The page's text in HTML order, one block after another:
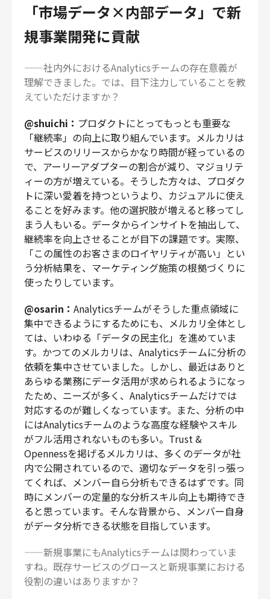
「市場データ×内部データ」で新
規事業開発に貢献
——社内外におけるAnalyticsチームの存在意義が
理解できました。では、目下注力していることを教
えていただけますか？
@shuichi： プロダクトにとってもっとも重要な
「継続率」の向上に取り組んでいます。メルカリは
サービスのリリースからかなり時間が経っているの
で、アーリーアダプターの割合が減り、マジョリテ
ィーの方が増えている。そうした方々は、プロダク
トに深い愛着を持つというより、カジュアルに使え
ることを好みます。他の選択肢が増えると移ってし
まう人もいる。データからインサイトを抽出して、
継続率を向上させることが目下の課題です。実際、
「この属性のお客さまのロイヤリティが高い」とい
う分析結果を、マーケティング施策の根拠づくりに
使ったりしています。
@osarin： Analyticsチームがそうした重点領域に
集中できるようにするためにも、メルカリ全体とし
ては、いわゆる「データの民主化」を進めていま
す。かつてのメルカリは、Analyticsチームに分析の
依頼を集中させていました。しかし、最近はありと
あらゆる業務にデータ活用が求められるようになっ
たため、ニーズが多く、Analyticsチームだけでは
対応するのが難しくなっています。また、分析の中
にはAnalyticsチームのような高度な経験やスキル
がフル活用されないものも多い。Trust &
Opennessを掲げるメルカリは、多くのデータが社
内で公開されているので、適切なデータを引っ張っ
てくれば、メンバー自ら分析もできるはずです。同
時にメンバーの定量的な分析スキル向上も期待でき
ると思っています。そんな背景から、メンバー自身
がデータ分析できる状態を目指しています。
——新規事業にもAnalyticsチームは関わっていま
すね。既存サービスのグロースと新規事業における
役割の違いはありますか？